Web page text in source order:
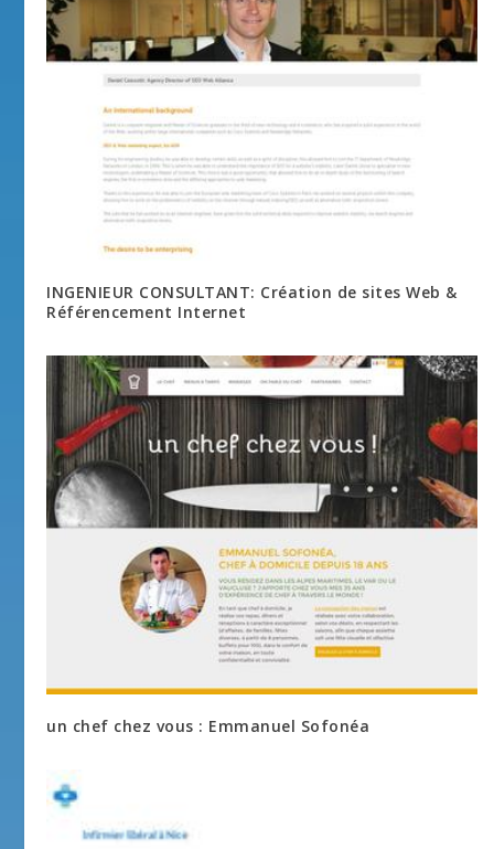
INGENIEUR CONSULTANT: Création de sites Web &
Référencement Internet
un chef chez vous : Emmanuel Sofonéa